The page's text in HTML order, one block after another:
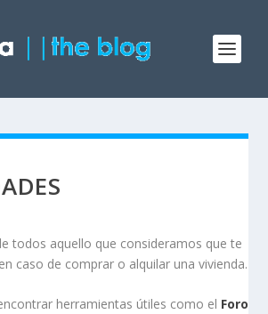
todos aquello que consideramos que te
caso de comprar o alquilar una vivienda.
herramientas útiles como el Foro